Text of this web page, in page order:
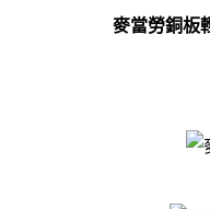
麥當勞銅板